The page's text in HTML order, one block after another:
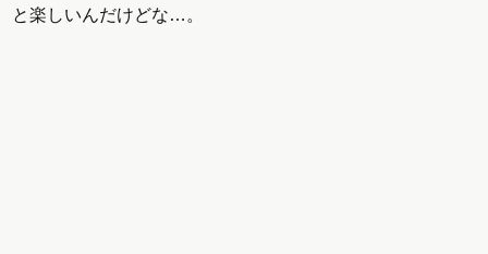
と楽しいんだけどな…。